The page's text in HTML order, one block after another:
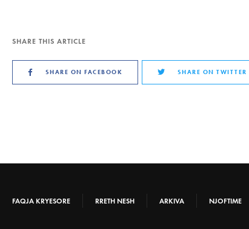
SHARE THIS ARTICLE
SHARE ON FACEBOOK SHARE ON TWITTER
FAQJA KRYESORE RRETH NESH ARKIVA NJOFTIME